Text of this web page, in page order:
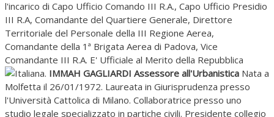
l'incarico di Capo Ufficio Comando III R.A., Capo Ufficio Presidio
III R.A, Comandante del Quartiere Generale, Direttore
Territoriale del Personale della III Regione Aerea,
Comandante della 1ª Brigata Aerea di Padova, Vice
Comandante III R.A. E' Ufficiale al Merito della Repubblica
Italiana. IMMAH GAGLIARDI Assessore all'Urbanistica Nata a
Molfetta il 26/01/1972. Laureata in Giurisprudenza presso
l'Università Cattolica di Milano. Collaboratrice presso uno
studio legale specializzato in partiche civili. Presidente collegio